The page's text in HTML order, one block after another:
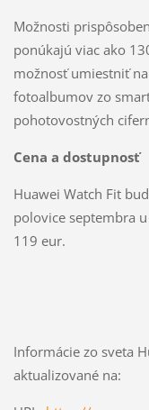
Možnosti
ponúkajú viac ako
možnosť umiestniť
fotoalbumov zo
pohotovostných
Cena a dostupnosť
Huawei Watch Fit
polovice septembra
119 eur.
Informácie zo sveta
aktualizované na: